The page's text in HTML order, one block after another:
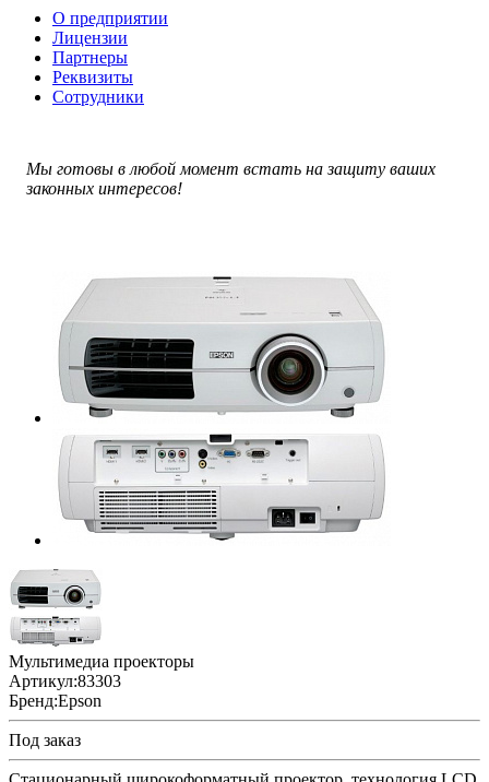
О предприятии
Лицензии
Партнеры
Реквизиты
Сотрудники
Мы готовы в любой момент встать на защиту ваших
законных интересов!
Мультимедиа проекторы
Артикул:83303
Бренд:Epson
Под заказ